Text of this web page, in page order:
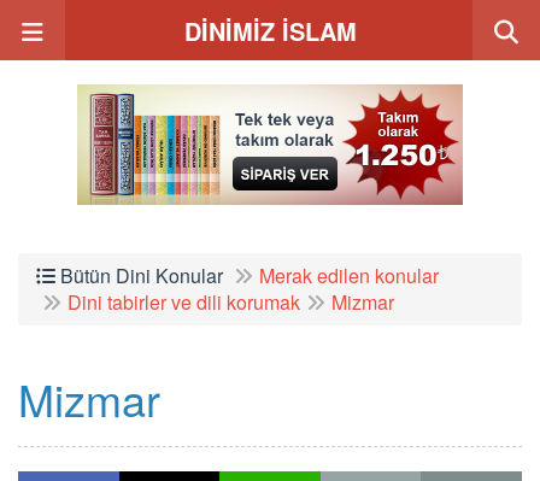
DİNİMİZ İSLAM
Bütün Dini Konular
Merak edilen konular
Dini tabirler ve dili korumak
Mizmar
Mizmar